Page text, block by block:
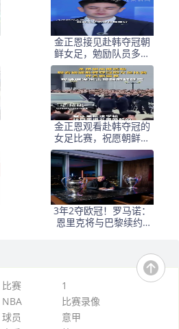
金正恩接见赴韩夺冠朝
鲜女足，勉励队员多夺
金牌为国争光
金正恩观看赴韩夺冠的
女足比赛，祝愿朝鲜的
好女儿—可靠的女足队
球员们摘得更多的金牌
3年2夺欧冠！罗马诺：
恩里克将与巴黎续约4
比赛
1
NBA
比赛录像
球员
意甲